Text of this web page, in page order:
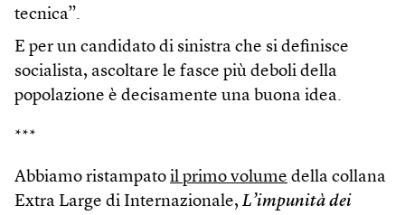
tecnica”.
E per un candidato di sinistra che si definisce
socialista, ascoltare le fasce più deboli della
popolazione è decisamente una buona idea.
***
Abbiamo ristampato il primo volume della collana
Extra Large di Internazionale, L’impunità dei